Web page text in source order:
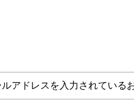
ドレスを入力されている